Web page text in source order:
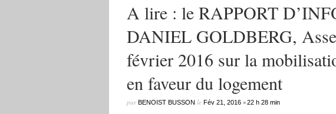
A lire : le RAPPORT
DANIEL GOLDBERG,
février 2016 sur la
en faveur du logement
parBENOIST BUSSON le Fév 21, 2016•22 h 28 min